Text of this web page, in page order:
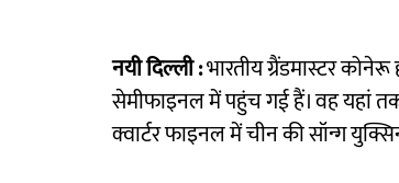
नयी दिल्ली :भारतीय ग्रैंडमास्टर
सेमीफाइनल में पहुंच गई हैं। वह यहां
क्वार्टर फाइनल में चीन की सॉन्ग